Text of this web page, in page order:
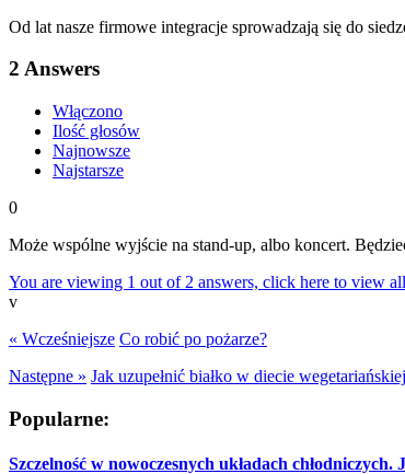
Od lat nasze firmowe integracje sprowadzają się do
2 Answers
Włączono
Ilość głosów
Najnowsze
Najstarsze
0
Może wspólne wyjście na stand-up, albo koncert.
You are viewing 1 out of 2 answers, click here to view
v
« Wcześniejsze Co robić po pożarze?
Następne » Jak uzupełnić białko w diecie
Popularne:
Szczelność w nowoczesnych układach